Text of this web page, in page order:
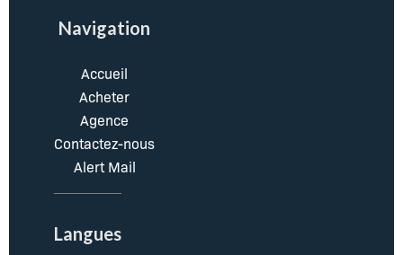
Navigation
Accueil
Acheter
Agence
Contactez-nous
Alert Mail
Langues